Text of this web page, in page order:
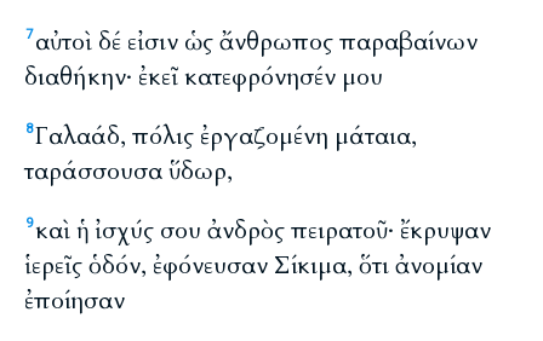
7 αὐτοὶ δέ εἰσιν ὡς ἄνθρωπος παραβαίνων
διαθήκην· ἐκεῖ κατεφρόνησέν μου
8Γαλαάδ, πόλις ἐργαζομένη μάταια,
ταράσσουσα ὕδωρ,
9καὶ ἡ ἰσχύς σου ἀνδρὸς πειρατοῦ· ἔκρυψαν
ἱερεῖς ὁδόν, ἐφόνευσαν Σίκιμα, ὅτι ἀνομίαν
ἐποίησαν